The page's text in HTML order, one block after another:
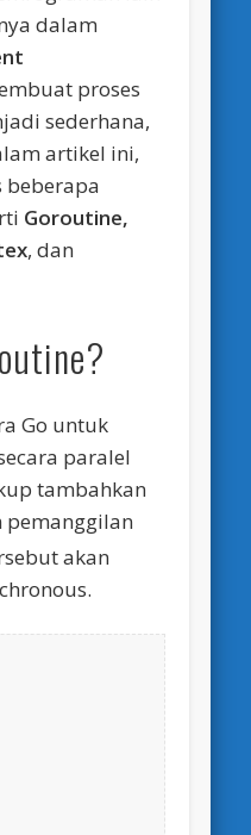
dalam
proses
sederhana,
artikel ini,
beberapa
Goroutine,
, dan
Go untuk
paralel
tambahkan
pemanggilan
akan